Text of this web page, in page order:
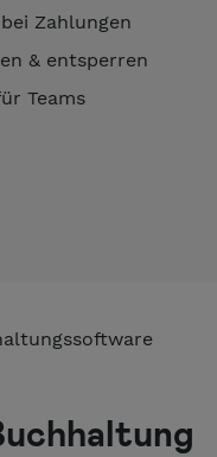
Zahlungen
& entsperren
Teams